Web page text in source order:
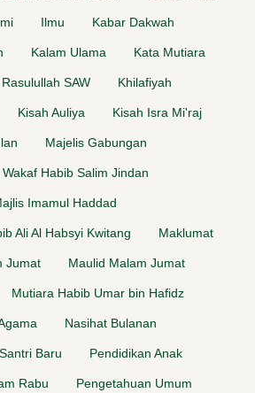
Ilmu Kabar Dakwah
Kalam Ulama Kata Mutiara
SAW Khilafiyah
Kisah Auliya Kisah Isra Mi'raj
Majelis Gabungan
Habib Salim Jindan
Imamul Haddad
Ali Al Habsyi Kwitang Maklumat
Jumat Maulid Malam Jumat
Mutiara Habib Umar bin Hafidz
Nasihat Bulanan
Baru Pendidikan Anak
Rabu Pengetahuan Umum